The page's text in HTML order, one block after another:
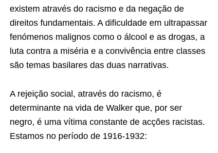
existem através do racismo e da negação de
direitos fundamentais. A dificuldade em ultrapassar
fenómenos malignos como o álcool e as drogas, a
luta contra a miséria e a convivência entre classes
são temas basilares das duas narrativas.
A rejeição social, através do racismo, é
determinante na vida de Walker que, por ser
negro, é uma vítima constante de acções racistas.
Estamos no período de 1916-1932: